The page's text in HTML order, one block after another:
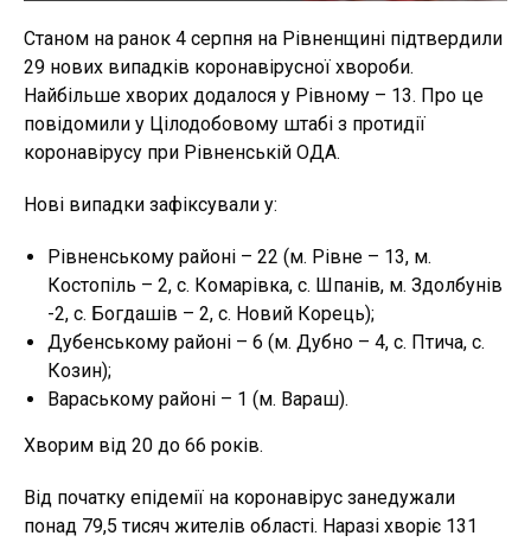
Станом на ранок 4 серпня на Рівненщині підтвердили
29 нових випадків коронавірусної хвороби.
Найбільше хворих додалося у Рівному – 13. Про це
повідомили у Цілодобовому штабі з протидії
коронавірусу при Рівненській ОДА.
Нові випадки зафіксували у:
Рівненському районі – 22 (м. Рівне – 13, м.
Костопіль – 2, с. Комарівка, с. Шпанів, м. Здолбунів
-2, с. Богдашів – 2, с. Новий Корець);
Дубенському районі – 6 (м. Дубно – 4, с. Птича, с.
Козин);
Вараському районі – 1 (м. Вараш).
Хворим від 20 до 66 років.
Від початку епідемії на коронавірус занедужали
понад 79,5 тисяч жителів області. Наразі хворіє 131